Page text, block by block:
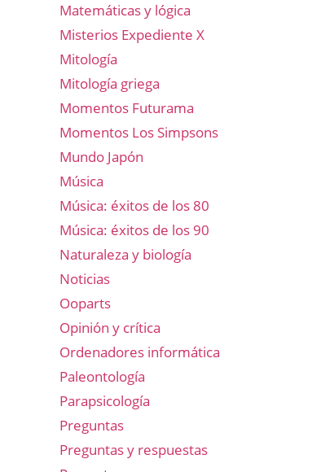
Matemáticas y lógica
Misterios Expediente X
Mitología
Mitología griega
Momentos Futurama
Momentos Los Simpsons
Mundo Japón
Música
Música: éxitos de los 80
Música: éxitos de los 90
Naturaleza y biología
Noticias
Ooparts
Opinión y crítica
Ordenadores informática
Paleontología
Parapsicología
Preguntas
Preguntas y respuestas